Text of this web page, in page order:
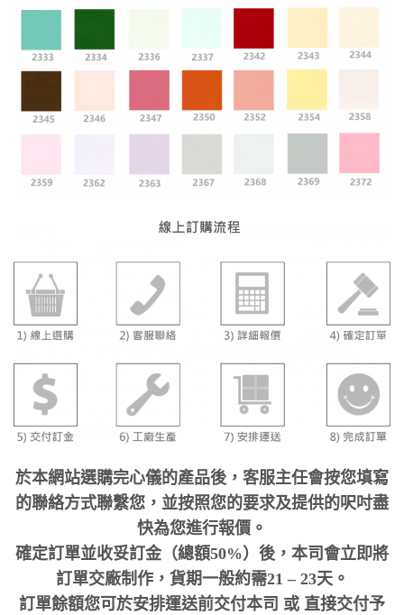
於本網站選購完心儀的產品後，客服主任會按您填寫
的聯絡方式聯繫您，並按照您的要求及提供的呎吋盡
快為您進行報價。
確定訂單並收妥訂金（總額50%）後，本司會立即將
訂單交廠制作，貨期一般約需21 – 23天。
訂單餘額您可於安排運送前交付本司 或 直接交付予